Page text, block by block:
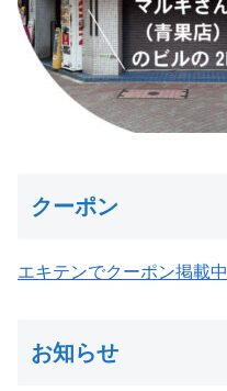
クーポン
エキテンでクーポン掲載中
お知らせ